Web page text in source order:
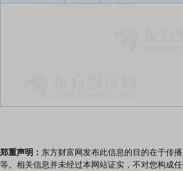
郑重声明： 东方财富网发布此信息的目的在于传
等。相关信息并未经过本网站证实，不对您构成